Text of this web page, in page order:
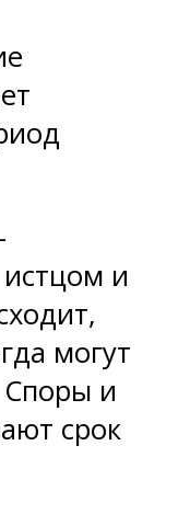
истцом и
могут
Споры и
срок